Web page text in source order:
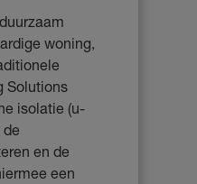
woning,
Solutions
isolatie (u-
en de
een